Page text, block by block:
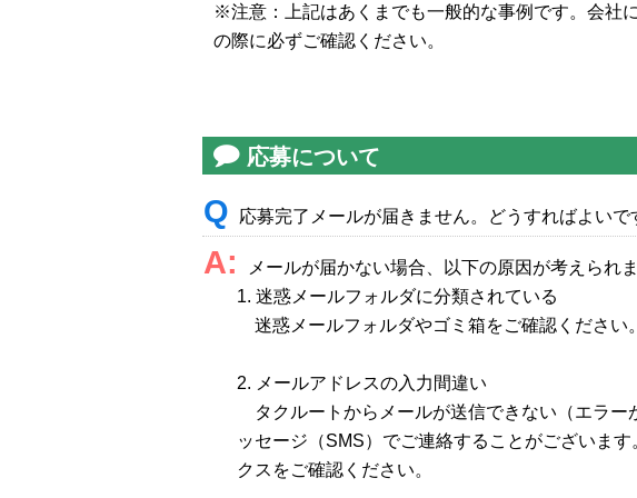
※注意：上記はあくまでも一般的な事例です。会社
の際に必ずご確認ください。
応募について
Q 応募完了メールが届きません。どうすればよいで
A:
メールが届かない場合、以下の原因が考えられま
1. 迷惑メールフォルダに分類されている
迷惑メールフォルダやゴミ箱をご確認ください。
2. メールアドレスの入力間違い
タクルートからメールが送信できない（エラー
ッセージ（SMS）でご連絡することがございま
クスをご確認ください。